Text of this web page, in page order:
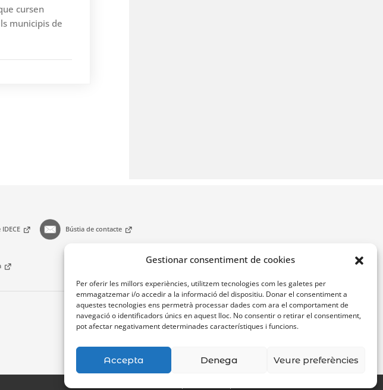
Gestionar consentiment de cookies
Per oferir les millors experiències, utilitzem tecnologies com les galetes per
emmagatzemar i/o accedir a la informació del dispositiu. Donar el consentiment a
aquestes tecnologies ens permetrà processar dades com ara el comportament de
navegació o identificadors únics en aquest lloc. No consentir o retirar el consentiment,
pot afectar negativament determinades característiques i funcions.
Accepta Denega Veure preferències
cursen
municipis de
Bústia de contacte